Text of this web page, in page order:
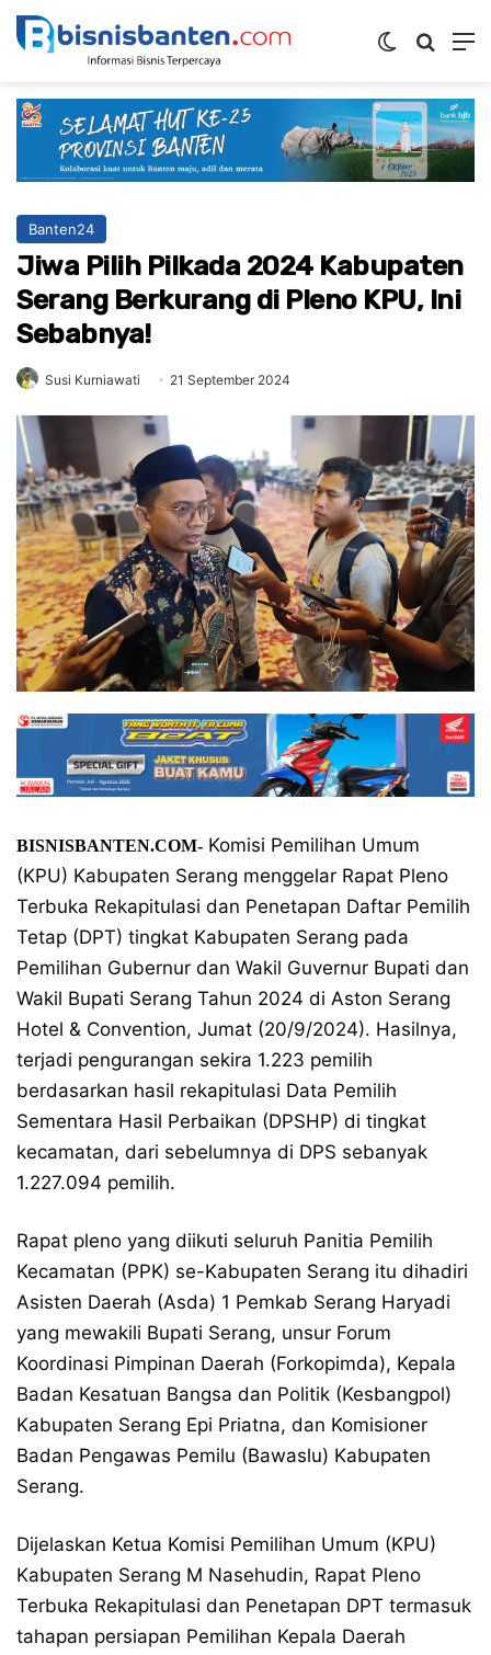
Switch skin
Banten24
Jiwa Pilih Pilkada 2024 Kabupaten
Serang Berkurang di Pleno KPU, Ini
Sebabnya!
Susi Kurniawati 21 September 2024
BISNISBANTEN.COM- Komisi Pemilihan Umum
(KPU) Kabupaten Serang menggelar Rapat Pleno
Terbuka Rekapitulasi dan Penetapan Daftar Pemilih
Tetap (DPT) tingkat Kabupaten Serang pada
Pemilihan Gubernur dan Wakil Guvernur Bupati dan
Wakil Bupati Serang Tahun 2024 di Aston Serang
Hotel & Convention, Jumat (20/9/2024). Hasilnya,
terjadi pengurangan sekira 1.223 pemilih
berdasarkan hasil rekapitulasi Data Pemilih
Sementara Hasil Perbaikan (DPSHP) di tingkat
kecamatan, dari sebelumnya di DPS sebanyak
1.227.094 pemilih.
Rapat pleno yang diikuti seluruh Panitia Pemilih
Kecamatan (PPK) se-Kabupaten Serang itu dihadiri
Asisten Daerah (Asda) 1 Pemkab Serang Haryadi
yang mewakili Bupati Serang, unsur Forum
Koordinasi Pimpinan Daerah (Forkopimda), Kepala
Badan Kesatuan Bangsa dan Politik (Kesbangpol)
Kabupaten Serang Epi Priatna, dan Komisioner
Badan Pengawas Pemilu (Bawaslu) Kabupaten
Serang.
Dijelaskan Ketua Komisi Pemilihan Umum (KPU)
Kabupaten Serang M Nasehudin, Rapat Pleno
Terbuka Rekapitulasi dan Penetapan DPT termasuk
tahapan persiapan Pemilihan Kepala Daerah